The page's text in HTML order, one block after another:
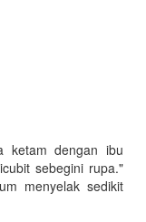
ketam dengan ibu
sebegini rupa."
menyelak sedikit